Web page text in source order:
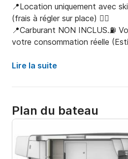
📍Location uniquement avec
(frais à régler sur place) 👨‍✈️
📍Carburant NON INCLUS.⛽
votre consommation réelle
Lérins (en saison)
🏖️Envie d'une pause détente
permis bateau mais vous
petites criques de l'Esterel et
Lire la suite
Plan du bateau